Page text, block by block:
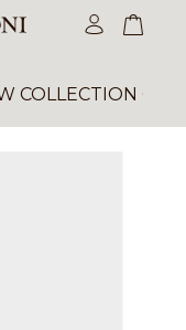
COLLECTION